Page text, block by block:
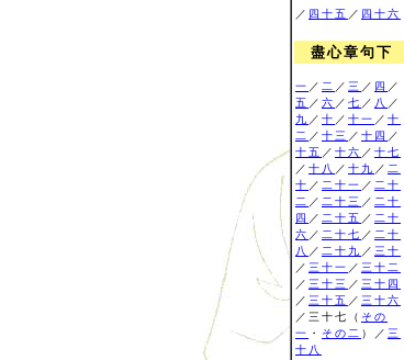
／ 四十五 ／ 四十六
盡心章句下
一 ／ 二 ／ 三 ／ 四 ／
五 ／ 六 ／ 七 ／ 八 ／
九 ／ 十 ／ 十一 ／ 十
二 ／ 十三 ／ 十四 ／
十五 ／ 十六 ／ 十七
／ 十八 ／ 十九 ／ 二
十 ／ 二十一 ／ 二十
二 ／ 二十三 ／ 二十
四 ／ 二十五 ／ 二十
六 ／ 二十七 ／ 二十
八 ／ 二十九 ／ 三十
／ 三十一 ／ 三十二
／ 三十三 ／ 三十四
／ 三十五 ／ 三十六
／三十七（ その
一 ・ その二 ）／ 三
十八